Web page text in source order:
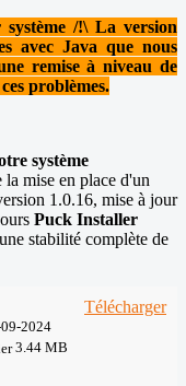
/!\ La version
avec Java que nous
remise à niveau de
problèmes.
système
la mise en place d'un
1.0.16, mise à jour
Puck Installer
stabilité complète de
2024
3.44 MB
Télécharger